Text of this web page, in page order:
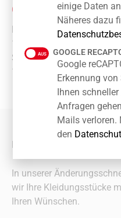
ÖFFNUNGSZEITEN
Montag – Freitag:
10:00 – 20:00 Uhr
Samstag:
10:00 – 16:00 Uhr
Liebe Kundinnen und
In unserer
wir Ihre Kleidungsstücke
Ihren Wünschen.
einige Daten
Näheres dazu
GOOGLE
Google
Erkennung
Ihnen
Anfragen
Mails verloren.
den